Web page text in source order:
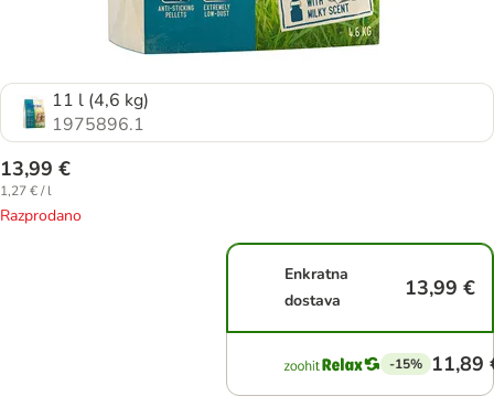
11 l (4,6 kg)
1975896.1
13,99 €
1,27 € / l
Razprodano
Enkratna
dostava
13,99 €
-15% 11,89